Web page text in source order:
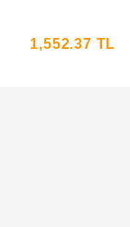
1,552.37 TL